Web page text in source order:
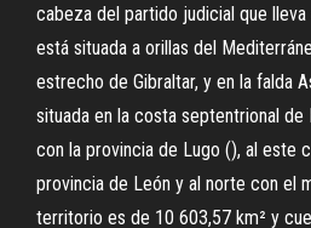
cabeza del partido judicial que
está situada a orillas del
estrecho de Gibraltar, y en la falda
situada en la costa septentrional de
con la provincia de Lugo (), al este
provincia de León y al norte con el
territorio es de 10 603,57 km² y